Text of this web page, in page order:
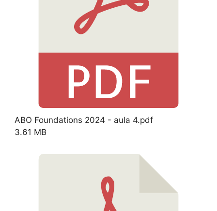
ABO Foundations 2024 - aula 4.pdf
3.61 MB